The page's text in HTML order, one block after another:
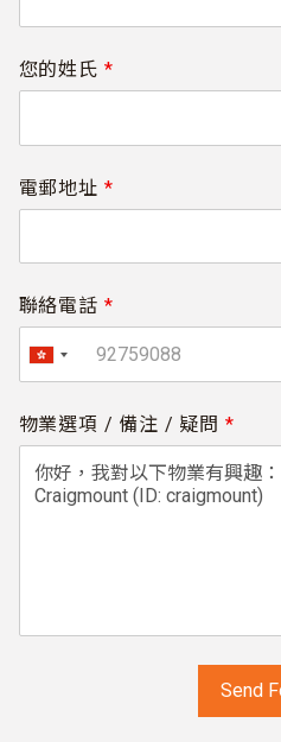
您的姓氏 *
電郵地址 *
聯絡電話 *
物業選項 / 備注 / 疑問 *